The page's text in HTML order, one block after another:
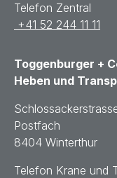
Telefon Zentral
+41 52 244 11 11
Toggenburger +
Heben und
Postfach
8404 Winterthur
Telefon Krane und